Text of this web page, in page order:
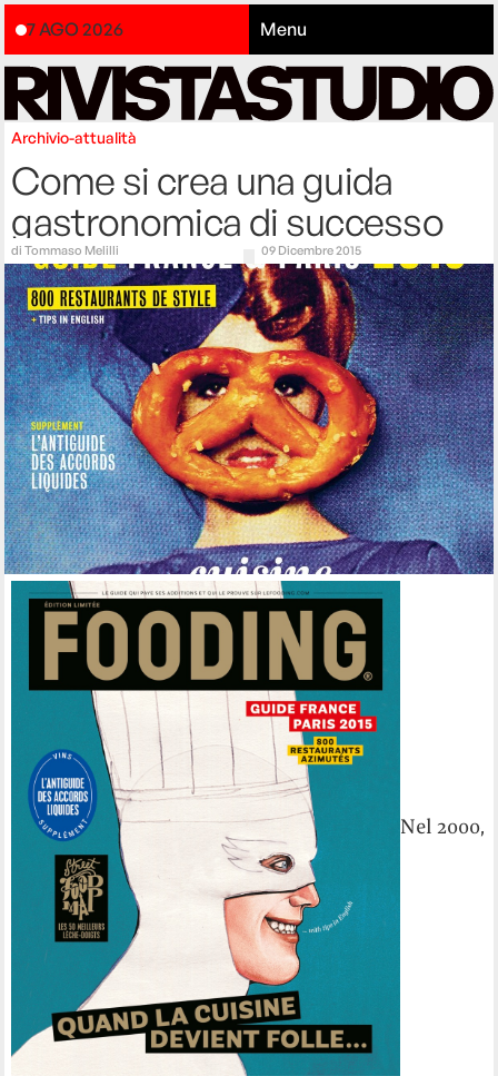
7 AGO 2026 Menu
Archivio-attualità
Come si crea una guida
gastronomica di successo
diTommaso Melilli 09 Dicembre 2015
Nel 2000,